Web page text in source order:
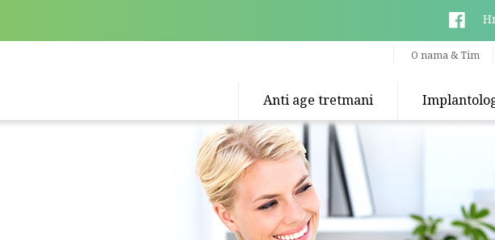
O nama & Tim
Anti age tretmani